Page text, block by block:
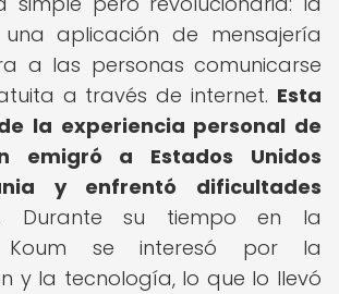
aplicación de mensajería
a las personas comunicarse
a través de internet. Esta
la experiencia personal de
emigró a Estados Unidos
y enfrentó dificultades
Durante su tiempo en la
Koum se interesó por la
y la tecnología, lo que lo llevó